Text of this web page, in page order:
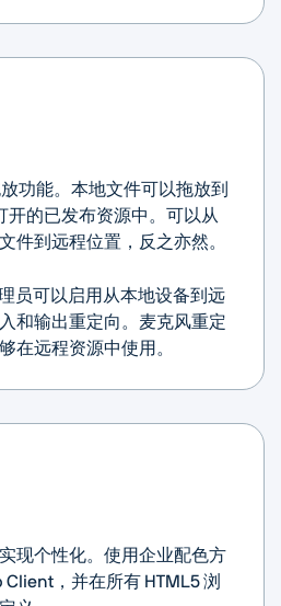
功能。本地文件可以拖放到
开的已发布资源中。可以从
件到远程位置，反之亦然。
员可以启用从本地设备到远
和输出重定向。麦克风重定
在远程资源中使用。
现个性化。使用企业配色方
，并在所有 HTML5 浏